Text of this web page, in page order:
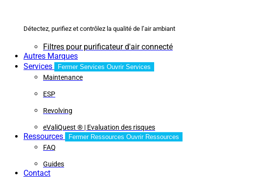
Détectez, purifiez et contrôlez la qualité de l’air ambiant
Filtres pour purificateur d'air connecté
Autres Marques
Services
Fermer Services Ouvrir Services
Maintenance
ESP
Revolving
eValiQuest ® | Evaluation des risques
Ressources Fermer Ressources Ouvrir Ressources
FAQ
Guides
Contact